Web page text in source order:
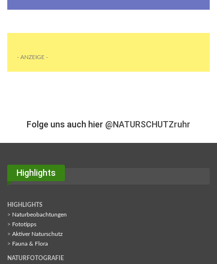
- ANZEIGE -
Folge uns auch hier @NATURSCHUTZruhr
Highlights
HIGHLIGHTS
> Naturbeobachtungen
> Fototipps
> Aktiver Naturschutz
> Fauna & Flora
NATURFOTOGRAFIE